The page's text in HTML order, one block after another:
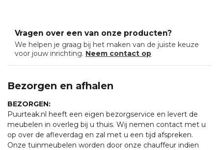
Vragen over een van onze producten?
We helpen je graag bij het maken van de juiste keuze
voor jouw inrichting. Neem contact op
Bezorgen en afhalen
BEZORGEN:
Puurteak.nl heeft een eigen bezorgservice en levert de
meubelen in overleg bij u thuis. Wij nemen contact met u
op over de afleverdag en zal met u een tijd afspreken.
Onze tuinmeubelen worden door onze chauffeur indien